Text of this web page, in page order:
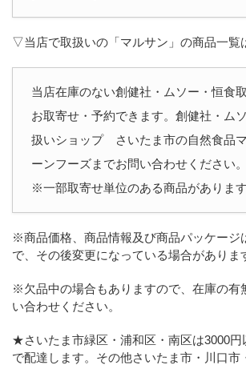
▽当店で取扱いの「マルサン」の商品一覧
当店在庫のない創健社・ムソー・恒食
お取寄せ・予約できます。創健社・ム
扱いショップ さいたま市の自然食品
ーンフーズまでお問い合わせください。
※一部取寄せ単位のある商品があります
※商品価格、商品情報及び商品パッケージ
で、その後変更になっている場合がありま
※欠品中の場合もありますので、在庫の有
い合わせください。
★さいたま市緑区・浦和区・南区は3000円
で配達します。その他さいたま市・川口市